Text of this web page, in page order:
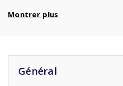
confortableet la télévision
appareils intégrésque vous
est un bon endroit où aller. La
. Une salle de
Montrer plus
Général